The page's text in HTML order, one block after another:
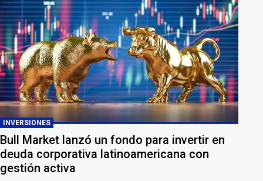
INVERSIONES
Bull Market lanzó un fondo para invertir en
deuda corporativa latinoamericana con
gestión activa